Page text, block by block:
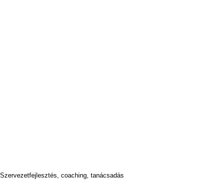
Szervezetfejlesztés, coaching, tanácsadás